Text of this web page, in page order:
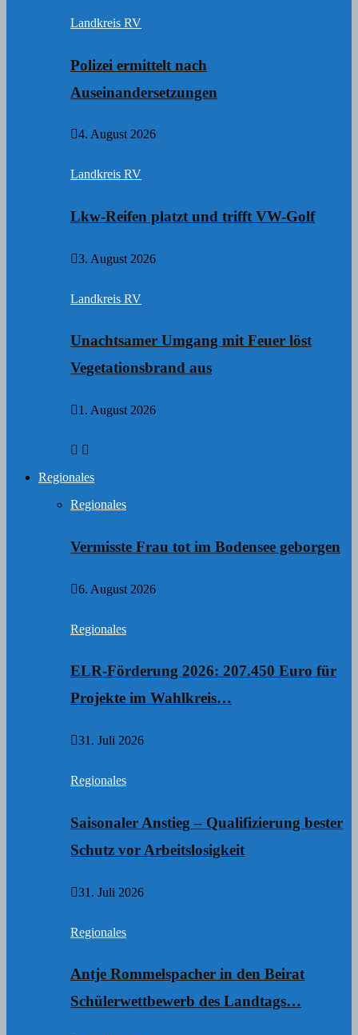
Landkreis RV
Polizei ermittelt nach
Auseinandersetzungen
4. August 2026
Landkreis RV
Lkw-Reifen platzt und trifft VW-Golf
3. August 2026
Landkreis RV
Unachtsamer Umgang mit Feuer löst
Vegetationsbrand aus
1. August 2026
Regionales
Regionales
Vermisste Frau tot im Bodensee geborgen
6. August 2026
Regionales
ELR-Förderung 2026: 207.450 Euro für
Projekte im Wahlkreis…
31. Juli 2026
Regionales
Saisonaler Anstieg – Qualifizierung bester
Schutz vor Arbeitslosigkeit
31. Juli 2026
Regionales
Antje Rommelspacher in den Beirat
Schülerwettbewerb des Landtags…